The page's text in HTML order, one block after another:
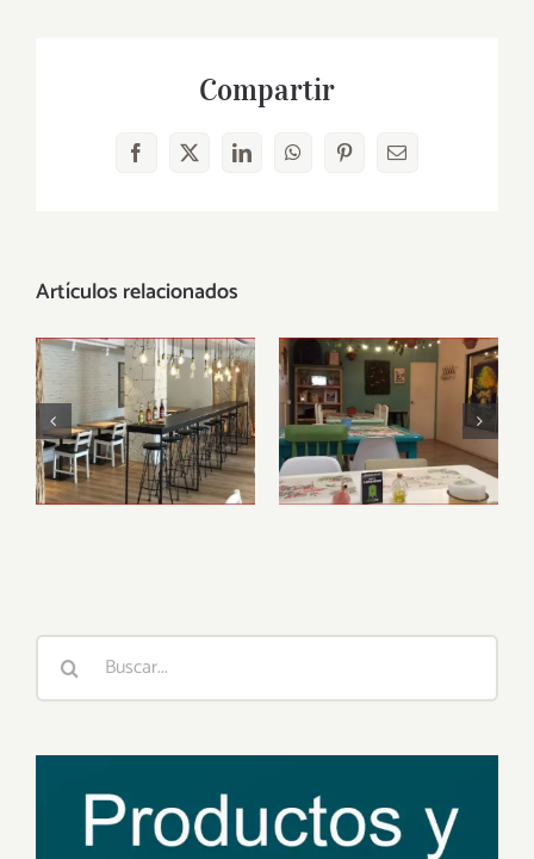
Compartir
Facebook
X LinkedInWhatsAppPinterestCorreo
Artículos relacionados
Restaurante
vegano Alive,
Barcelona
Lazy Vegan
Buscar: